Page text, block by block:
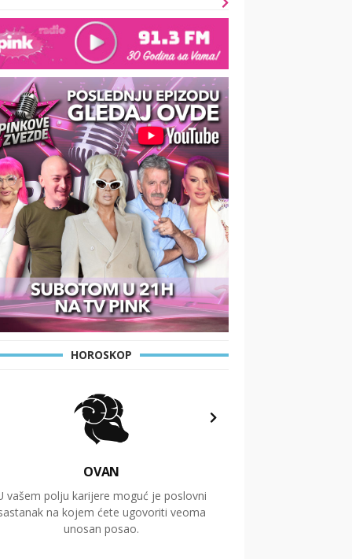
HOROSKOP
OVAN
vašem polju karijere moguć je poslovni
na kojem ćete ugovoriti veoma
unosan posao.